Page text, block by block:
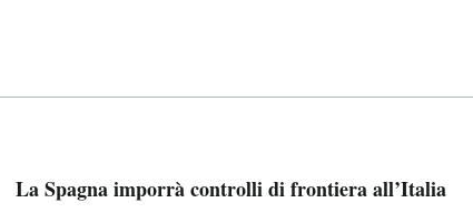
La Spagna imporrà controlli di frontiera all’Italia